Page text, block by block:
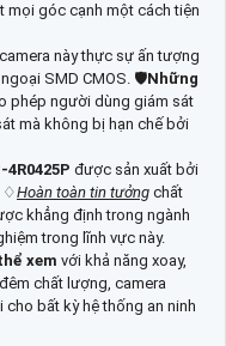
mọi góc cạnh một cách tiện
này thực sự ấn tượng
SMD CMOS. 🛡Những
phép người dùng giám sát
mà không bị hạn chế bởi
4R0425P được sản xuất bởi
♢Hoàn toàn tin tưởng chất
khẳng định trong ngành
trong lĩnh vực này.
xem với khả năng xoay,
chất lượng, camera
cho bất kỳ hệ thống an ninh